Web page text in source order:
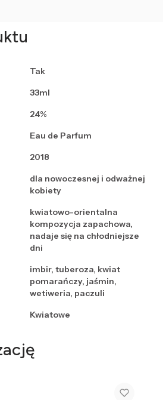
Tak
33ml
24%
Eau de Parfum
2018
dla nowoczesnej i odważnej
kobiety
kwiatowo-orientalna
kompozycja zapachowa,
nadaje się na chłodniejsze
dni
imbir, tuberoza, kwiat
pomarańczy, jaśmin,
wetiweria, paczuli
Kwiatowe